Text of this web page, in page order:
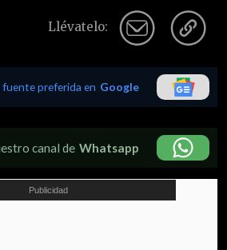
Llévatelo:
preferida en Google
canal de Whatsapp